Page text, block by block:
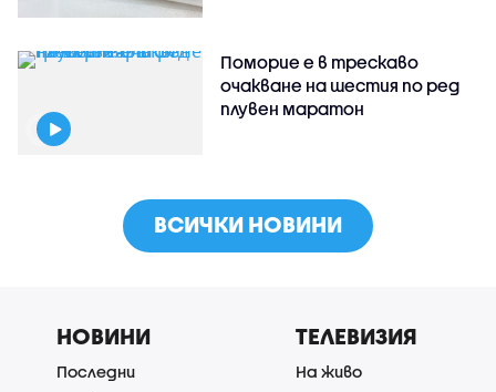
Поморие е в трескаво
очакване на шестия по ред
плувен маратон
ВСИЧКИ НОВИНИ
НОВИНИ
Последни
ТЕЛЕВИЗИЯ
На живо